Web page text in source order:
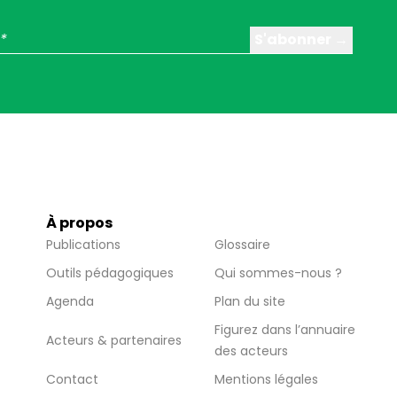
À propos
Publications
Glossaire
Outils pédagogiques
Qui sommes-nous ?
Agenda
Plan du site
Acteurs & partenaires
Figurez dans l’annuaire
des acteurs
Contact
Mentions légales